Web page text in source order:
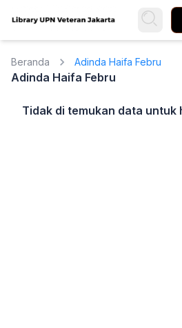
Beranda Adinda Haifa Febru
Adinda Haifa Febru
Tidak di temukan data untuk